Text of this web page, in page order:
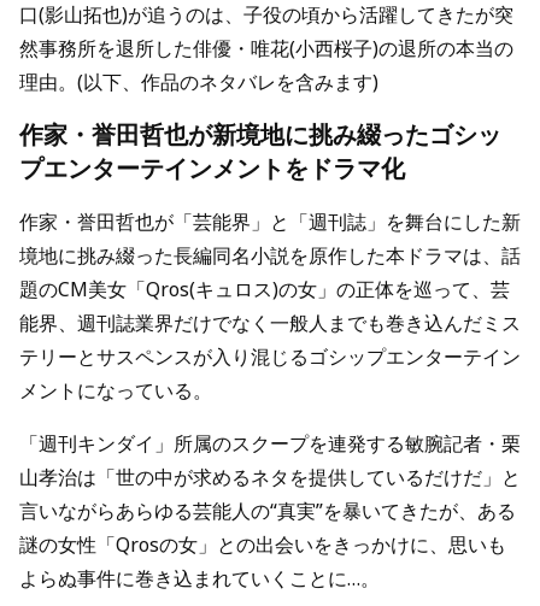
口(影山拓也)が追うのは、子役の頃から活躍してきたが突
然事務所を退所した俳優・唯花(小西桜子)の退所の本当の
理由。(以下、作品のネタバレを含みます)
作家・誉田哲也が新境地に挑み綴ったゴシッ
プエンターテインメントをドラマ化
作家・誉田哲也が「芸能界」と「週刊誌」を舞台にした新
境地に挑み綴った長編同名小説を原作した本ドラマは、話
題のCM美女「Qros(キュロス)の女」の正体を巡って、芸
能界、週刊誌業界だけでなく一般人までも巻き込んだミス
テリーとサスペンスが入り混じるゴシップエンターテイン
メントになっている。
「週刊キンダイ」所属のスクープを連発する敏腕記者・栗
山孝治は「世の中が求めるネタを提供しているだけだ」と
言いながらあらゆる芸能人の“真実”を暴いてきたが、ある
謎の女性「Qrosの女」との出会いをきっかけに、思いも
よらぬ事件に巻き込まれていくことに…。